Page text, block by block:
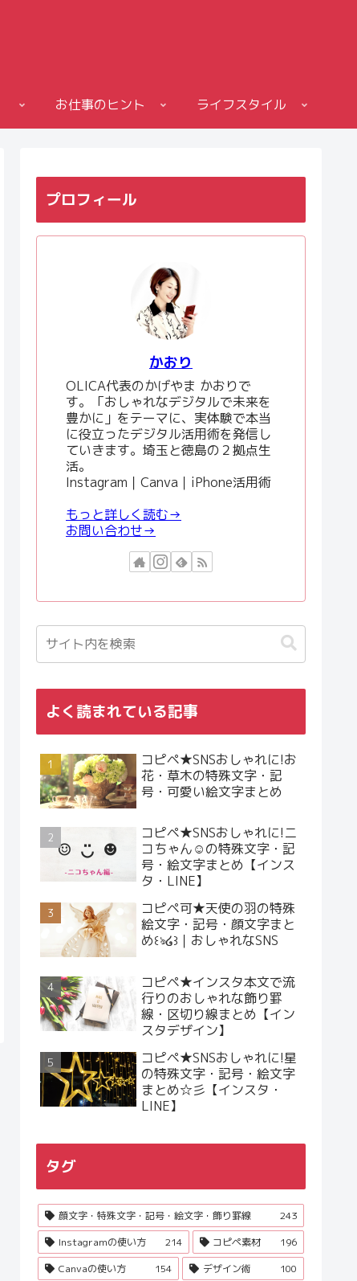
お仕事のヒント ライフスタイル
プロフィール
かおり
OLICA代表のかげやま かおりで
す。「おしゃれなデジタルで未来を
豊かに」をテーマに、実体験で本当
に役立ったデジタル活用術を発信し
ていきます。埼玉と徳島の２拠点生
活。
Instagram｜Canva｜iPhone活用術
もっと詳しく読む→
お問い合わせ→
よく読まれている記事
コピペ★SNSおしゃれに!お
花・草木の特殊文字・記
号・可愛い絵文字まとめ
コピペ★SNSおしゃれに!ニ
コちゃん☺︎の特殊文字・記
号・絵文字まとめ【インス
タ・LINE】
コピペ可★天使の羽の特殊
絵文字・記号・顔文字まと
め꒰ঌ໒꒱｜おしゃれなSNS
コピペ★インスタ本文で流
行りのおしゃれな飾り罫
線・区切り線まとめ【イン
スタデザイン】
コピペ★SNSおしゃれに!星
の特殊文字・記号・絵文字
まとめ☆彡【インスタ・
LINE】
タグ
顔文字・特殊文字・記号・絵文字・飾り罫線
243
Instagramの使い方
214 コピペ素材
196
Canvaの使い方
154 デザイン術
100